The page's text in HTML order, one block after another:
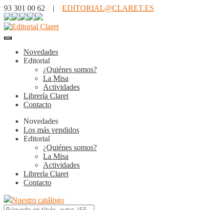
93 301 00 62 | EDITORIAL@CLARET.ES
Novedades
Editorial
¿Quiénes somos?
La Misa
Actividades
Librería Claret
Contacto
Novedades
Los más vendidos
Editorial
¿Quiénes somos?
La Misa
Actividades
Librería Claret
Contacto
Nuestro catálogo